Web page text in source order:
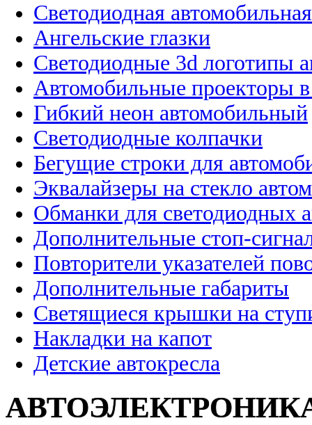
Светодиодная
Ангельские глазки
Светодиодные 3d логотипы
Автомобильные проекторы
Гибкий неон автомобильный
Светодиодные колпачки
Бегущие строки для
Эквалайзеры на стекло
Обманки для светодиодных
Дополнительные стоп-
Повторители указателей
Дополнительные габариты
Светящиеся крышки на
Накладки на капот
Детские автокресла